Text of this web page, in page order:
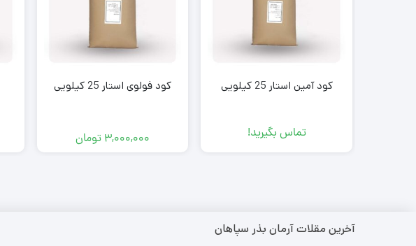
کود آمین استار 25 کیلویی
تماس بگیرید!
کود فولوی استار 25 کیلویی
۳,۰۰۰,۰۰۰ تومان
آخرین مقلات آرمان بذر سپاهان